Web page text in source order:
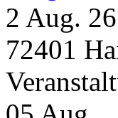
2 Aug. 26
72401